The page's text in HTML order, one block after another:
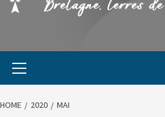
HOME 2020 MAI